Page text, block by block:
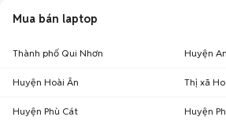
Mua bán laptop
Thành phố Qui Nhơn Huyện
Huyện Hoài Ân Thị xã
Huyện Phù Cát Huyện